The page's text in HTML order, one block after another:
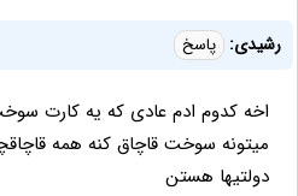
رشیدی: پاسخ
اخه کدوم ادم عادی که یه کارت
میتونه سوخت قاچاق کنه همه
دولتیها هستن